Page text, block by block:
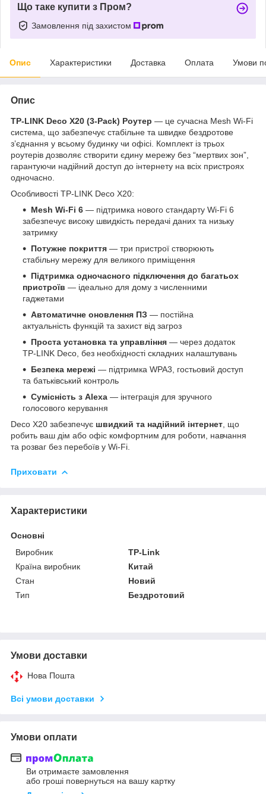
Що таке купити з Пром?
Замовлення під захистом
Опис Характеристики Доставка Оплата Умови
Опис
TP-LINK Deco X20 (3-Pack) Роутер — це сучасна Mesh Wi-Fi
система, що забезпечує стабільне та швидке бездротове
з’єднання у всьому будинку чи офісі. Комплект із трьох
роутерів дозволяє створити єдину мережу без “мертвих зон”,
гарантуючи надійний доступ до інтернету на всіх пристроях
одночасно.
Особливості TP-LINK Deco X20:
Mesh Wi-Fi 6 — підтримка нового стандарту Wi-Fi 6
забезпечує високу швидкість передачі даних та низьку
затримку
Потужне покриття — три пристрої створюють
стабільну мережу для великого приміщення
Підтримка одночасного підключення до багатьох
пристроїв — ідеально для дому з численними
гаджетами
Автоматичне оновлення ПЗ — постійна
актуальність функцій та захист від загроз
Проста установка та управління — через додаток
TP-LINK Deco, без необхідності складних налаштувань
Безпека мережі — підтримка WPA3, гостьовий доступ
та батьківський контроль
Сумісність з Alexa — інтеграція для зручного
голосового керування
Deco X20 забезпечує швидкий та надійний інтернет , що
робить ваш дім або офіс комфортним для роботи, навчання
та розваг без перебоїв у Wi-Fi.
Приховати
Характеристики
Основні
Виробник
TP-Link
Країна виробник
Китай
Стан
Новий
Тип
Бездротовий
Умови доставки
Нова Пошта
Всі умови доставки
Умови оплати
Ви отримаєте замовлення
або гроші повернуться на вашу картку